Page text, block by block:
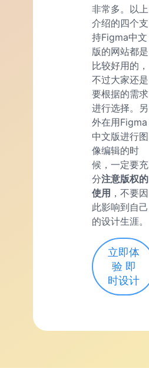
非常多。以上
介绍的四个支
持Figma中文
版的网站都是
比较好用的，
不过大家还是
要根据的需求
进行选择。另
外在用Figma
中文版进行图
像编辑的时
候，一定要充
分注意版权的
使用 ，不要因
此影响到自己
的设计生涯。
立即体
验 即
时设计